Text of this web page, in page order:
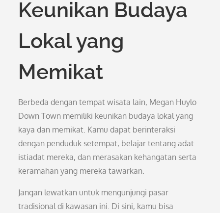
Keunikan Budaya
Lokal yang
Memikat
Berbeda dengan tempat wisata lain, Megan Huylo
Down Town memiliki keunikan budaya lokal yang
kaya dan memikat. Kamu dapat berinteraksi
dengan penduduk setempat, belajar tentang adat
istiadat mereka, dan merasakan kehangatan serta
keramahan yang mereka tawarkan.
Jangan lewatkan untuk mengunjungi pasar
tradisional di kawasan ini. Di sini, kamu bisa